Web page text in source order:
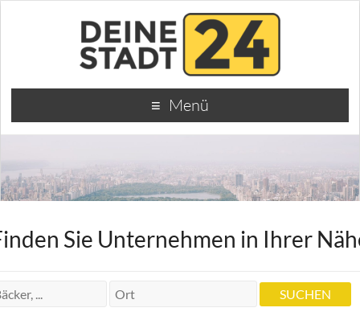
Menü
Zahnarztpraxis Helga Phleps
Sie Unternehmen in Ihrer